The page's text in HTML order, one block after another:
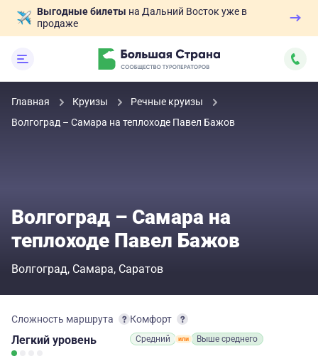
Выгодные билеты на Дальний Восток уже в
продаже
Главная Круизы
Речные круизы
Волгоград – Самара на теплоходе Павел Бажов
Волгоград – Самара на
теплоходе Павел Бажов
Волгоград Самара Саратов
Сложность маршрута
Легкий уровень
Комфорт
Средний Выше среднего